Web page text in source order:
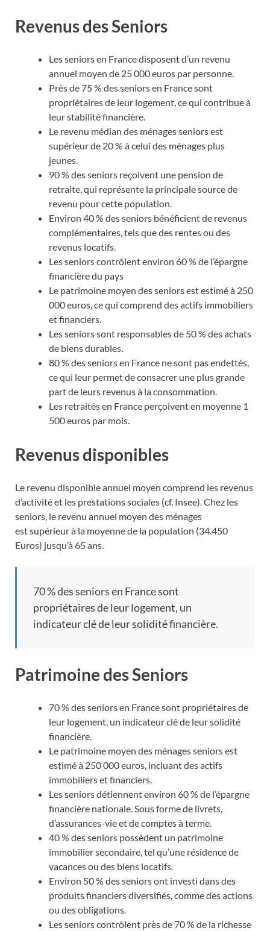
Revenus des Seniors
Les seniors en France disposent d’un revenu
annuel moyen de 25 000 euros par personne.
Près de 75 % des seniors en France sont
propriétaires de leur logement, ce qui contribue à
leur stabilité financière.
Le revenu médian des ménages seniors est
supérieur de 20 % à celui des ménages plus
jeunes.
90 % des seniors reçoivent une pension de
retraite, qui représente la principale source de
revenu pour cette population.
Environ 40 % des seniors bénéficient de revenus
complémentaires, tels que des rentes ou des
revenus locatifs.
Les seniors contrôlent environ 60 % de l’épargne
financière du pays
Le patrimoine moyen des seniors est estimé à 250
000 euros, ce qui comprend des actifs immobiliers
et financiers.
Les seniors sont responsables de 50 % des achats
de biens durables.
80 % des seniors en France ne sont pas endettés,
ce qui leur permet de consacrer une plus grande
part de leurs revenus à la consommation.
Les retraités en France perçoivent en moyenne 1
500 euros par mois.
Revenus disponibles
Le revenu disponible annuel moyen comprend les revenus
d’activité et les prestations sociales (cf. Insee). Chez les
seniors, le revenu annuel moyen des ménages
est supérieur à la moyenne de la population (34.450
Euros) jusqu’à 65 ans.
70 % des seniors en France sont
propriétaires de leur logement, un
indicateur clé de leur solidité financière.
Patrimoine des Seniors
70 % des seniors en France sont propriétaires de
leur logement, un indicateur clé de leur solidité
financière.
Le patrimoine moyen des ménages seniors est
estimé à 250 000 euros, incluant des actifs
immobiliers et financiers.
Les seniors détiennent environ 60 % de l’épargne
financière nationale. Sous forme de livrets,
d’assurances-vie et de comptes à terme.
40 % des seniors possèdent un patrimoine
immobilier secondaire, tel qu’une résidence de
vacances ou des biens locatifs.
Environ 50 % des seniors ont investi dans des
produits financiers diversifiés, comme des actions
ou des obligations.
Les seniors contrôlent près de 70 % de la richesse